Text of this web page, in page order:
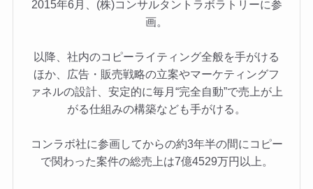
2015年6月、(株)コンサルタントラボラトリーに参
画。
以降、社内のコピーライティング全般を手がける
ほか、広告・販売戦略の立案やマーケティングフ
ァネルの設計、安定的に毎月“完全自動”で売上が上
がる仕組みの構築なども手がける。
コンラボ社に参画してからの約3年半の間にコピー
で関わった案件の総売上は7億4529万円以上。